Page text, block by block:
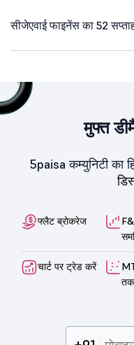
सीजेएवाई फाइनेंस का 52
मुफ्त
5paisa कम्युनिटी का
फ्लैट ब्रोकरेज
चार्ट पर ट्रेड करें
तक